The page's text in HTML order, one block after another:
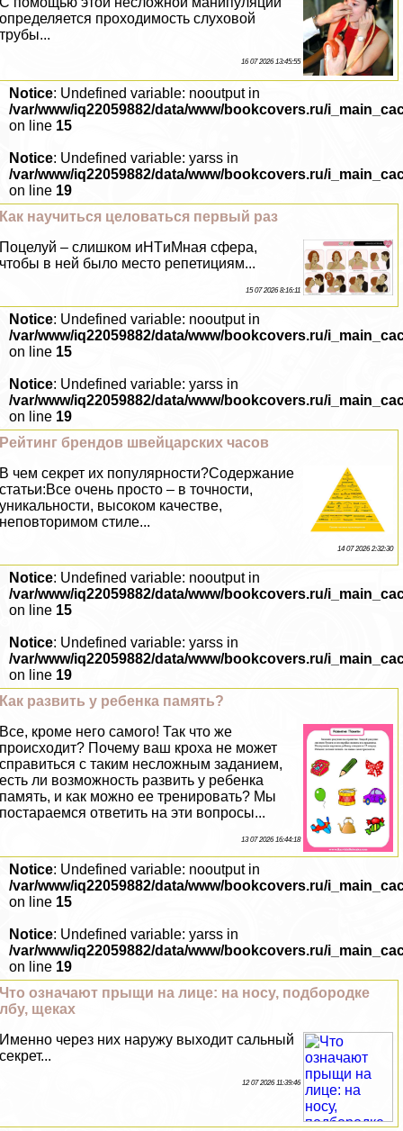
определяется проходимость слуховой
трубы...
16 07 2026 13:45:55
Notice: Undefined variable: nooutput in
/var/www/iq22059882/data/www/bookcovers.ru/
on line 15
Notice: Undefined variable: yarss in
/var/www/iq22059882/data/www/bookcovers.ru/
on line 19
Как научиться целоваться первый раз
Поцелуй – слишком иHTиMная сфера,
чтобы в ней было место репетициям...
15 07 2026 8:16:11
Notice: Undefined variable: nooutput in
/var/www/iq22059882/data/www/bookcovers.ru/
on line 15
Notice: Undefined variable: yarss in
/var/www/iq22059882/data/www/bookcovers.ru/
on line 19
Рейтинг брендов швейцарских часов
В чем секрет их популярности?Содержание
статьи:Все очень просто – в точности,
уникальности, высоком качестве,
неповторимом стиле...
14 07 2026 2:32:30
Notice: Undefined variable: nooutput in
/var/www/iq22059882/data/www/bookcovers.ru/
on line 15
Notice: Undefined variable: yarss in
/var/www/iq22059882/data/www/bookcovers.ru/
on line 19
Как развить у ребенка память?
Все, кроме него самого! Так что же
происходит? Почему ваш кроха не может
справиться с таким несложным заданием,
есть ли возможность развить у ребенка
память, и как можно ее тренировать? Мы
постараемся ответить на эти вопросы...
13 07 2026 16:44:18
Notice: Undefined variable: nooutput in
/var/www/iq22059882/data/www/bookcovers.ru/
on line 15
Notice: Undefined variable: yarss in
/var/www/iq22059882/data/www/bookcovers.ru/
on line 19
Что означают прыщи на лице: на носу, подбородке
лбу, щеках
Именно через них наружу выходит сальный
секрет...
12 07 2026 11:39:46